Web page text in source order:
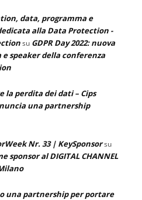
data, programma e
alla Data Protection -
su GDPR Day 2022: nuova
speaker della conferenza
la perdita dei dati – Cips
una partnership
Nr. 33 | KeySponsorsu
sponsor al DIGITAL CHANNEL
una partnership per portare